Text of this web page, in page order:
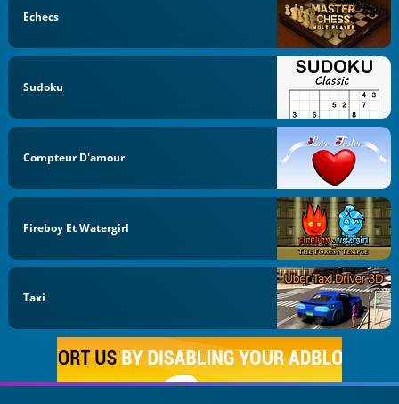
Echecs
Sudoku
Compteur D'amour
Fireboy Et Watergirl
Taxi